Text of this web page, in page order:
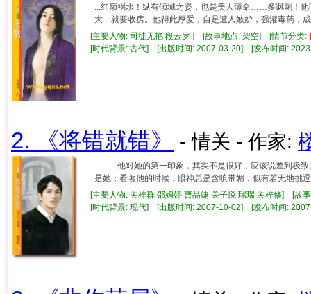
...红颜祸水！纵有倾城之姿，也是美人薄命……多讽刺！
大一就要收房。他得此厚爱，自是遭人嫉妒，强灌毒药，
[主要人物: 司徒无艳 段云罗 ] [故事地点: 架空] [情节分类:
[时代背景: 古代] [出版时间: 2007-03-20] [发布时间:
2. 《将错就错》 - 情关 - 作家:
... 他对她的第一印象，其实不是很好，应该说差到极致
是她；看著他的时候，眼神总是含嗔带媚，似有若无地挑
[主要人物: 关梓群 邵娉婷 曹品婕 关子悦 瑞瑞 关梓修] [故
[时代背景: 现代] [出版时间: 2007-10-02] [发布时间: